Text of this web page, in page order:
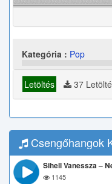
Kategória : Pop
Letöltés 37
Csengőhangok
Sihell Vanessza –
1145